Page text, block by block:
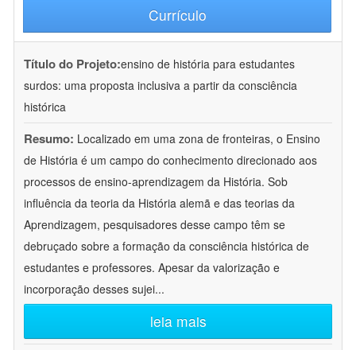
Currículo
Título do Projeto:ensino de história para estudantes
surdos: uma proposta inclusiva a partir da consciência
histórica
Resumo: Localizado em uma zona de fronteiras, o Ensino
de História é um campo do conhecimento direcionado aos
processos de ensino-aprendizagem da História. Sob
influência da teoria da História alemã e das teorias da
Aprendizagem, pesquisadores desse campo têm se
debruçado sobre a formação da consciência histórica de
estudantes e professores. Apesar da valorização e
incorporação desses sujei...
leia mais